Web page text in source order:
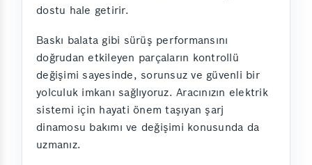
dostu hale getirir.
Baskı balata gibi sürüş performansını
doğrudan etkileyen parçaların kontrollü
değişimi sayesinde, sorunsuz ve güvenli bir
yolculuk imkanı sağlıyoruz. Aracınızın elektrik
sistemi için hayati önem taşıyan şarj
dinamosu bakımı ve değişimi konusunda da
uzmanız.